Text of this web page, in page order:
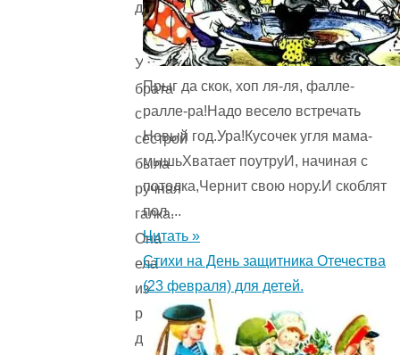
дома.
У
брата
с
сестрой
была
ручная
галка.
Она
ела
из
рук,
давалась
Прыг да скок, хоп ля-ля, фалле-
ралле-ра!Надо весело встречать
Новый год.Ура!Кусочек угля мама-
мышьХватает поутруИ, начиная с
потолка,Чернит свою нору.И скоблят
пол ...
Читать »
Стихи на День защитника Отечества
(23 февраля) для детей.